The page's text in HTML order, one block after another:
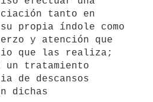
tanto en
propia índole como
y atención que
que las realiza;
tratamiento
de descansos
dichas